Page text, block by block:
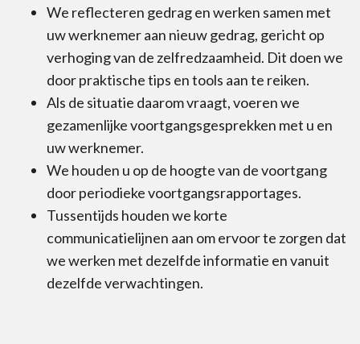
We reflecteren gedrag en werken samen met
uw werknemer aan nieuw gedrag, gericht op
verhoging van de zelfredzaamheid. Dit doen we
door praktische tips en tools aan te reiken.
Als de situatie daarom vraagt, voeren we
gezamenlijke voortgangsgesprekken met u en
uw werknemer.
We houden u op de hoogte van de voortgang
door periodieke voortgangsrapportages.
Tussentijds houden we korte
communicatielijnen aan om ervoor te zorgen dat
we werken met dezelfde informatie en vanuit
dezelfde verwachtingen.